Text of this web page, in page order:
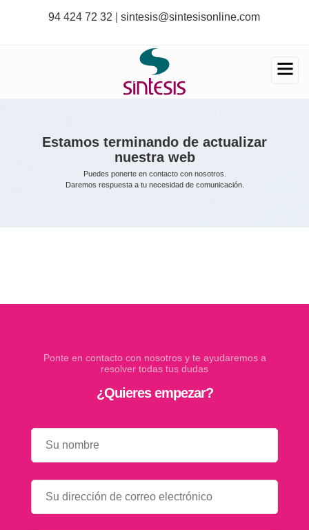
94 424 72 32 sintesis@sintesisonline.com
Estamos terminando de actualizar
nuestra web
Puedes ponerte en contacto con nosotros.
Daremos respuesta a tu necesidad de comunicación.
Ponte en contacto con nosotros y te ayudaremos a
resolver todas tus dudas
¿Quieres empezar?